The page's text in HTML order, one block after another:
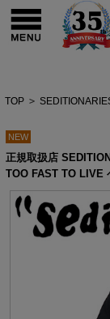
TOP >
NEW
正規取扱店
TOO FAST TO LIVE